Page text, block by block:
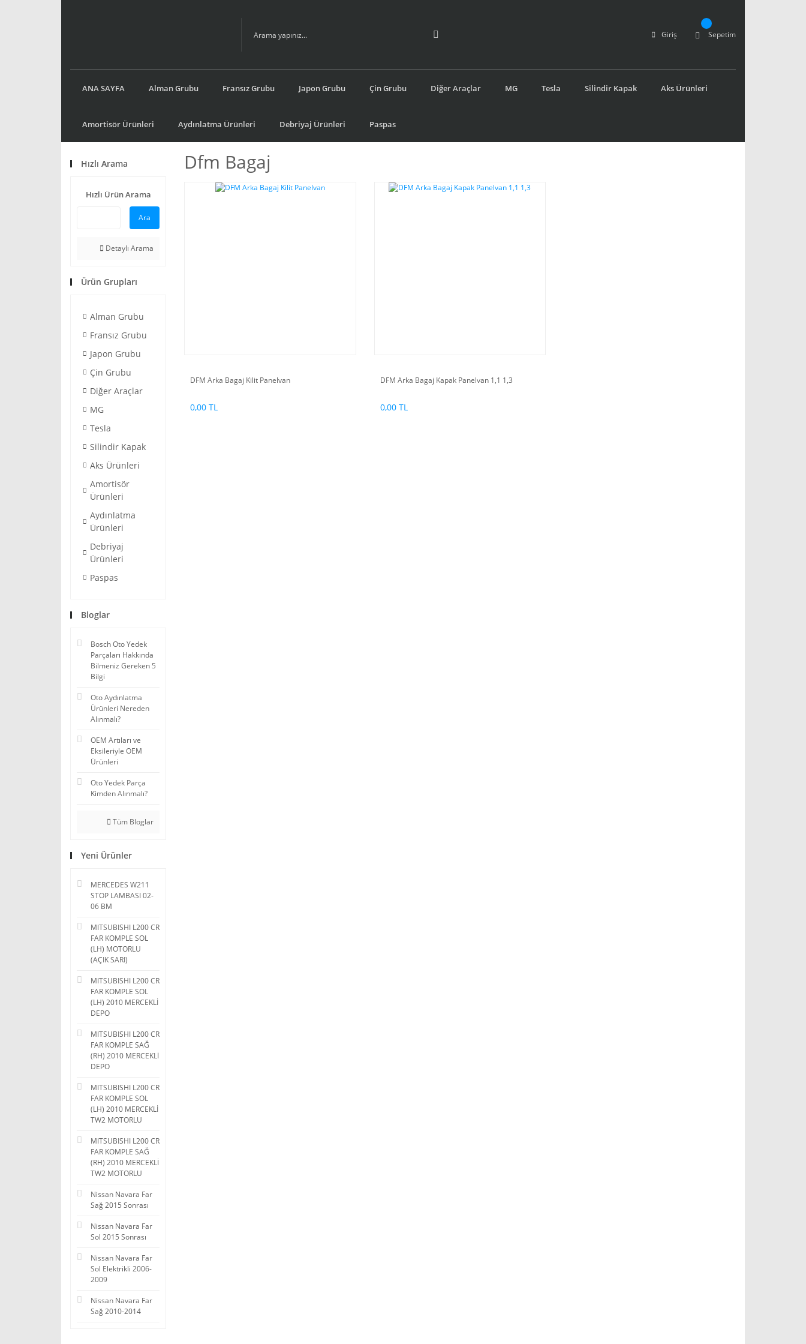
Giriş Sepetim
ANA SAYFA Alman Grubu Fransız Grubu Japon Grubu Çin Grubu Diğer Araçlar MG Tesla Silindir Kapak Aks Ürünleri
Amortisör Ürünleri Aydınlatma Ürünleri Debriyaj Ürünleri Paspas
Hızlı Arama
Hızlı Ürün Arama
Ara
Detaylı Arama
Ürün Grupları
Alman Grubu
Fransız Grubu
Japon Grubu
Çin Grubu
Diğer Araçlar
MG
Tesla
Silindir Kapak
Aks Ürünleri
Amortisör
Ürünleri
Aydınlatma
Ürünleri
Debriyaj
Ürünleri
Paspas
Bloglar
Bosch Oto Yedek
Parçaları Hakkında
Bilmeniz Gereken 5
Bilgi
Oto Aydınlatma
Ürünleri Nereden
Alınmalı?
OEM Artıları ve
Eksileriyle OEM
Ürünleri
Oto Yedek Parça
Kimden Alınmalı?
Tüm Bloglar
Yeni Ürünler
MERCEDES W211
STOP LAMBASI 02-
06 BM
MITSUBISHI L200 CR
FAR KOMPLE SOL
(LH) MOTORLU
(AÇIK SARI)
MITSUBISHI L200 CR
FAR KOMPLE SOL
(LH) 2010 MERCEKLİ
DEPO
MITSUBISHI L200 CR
FAR KOMPLE SAĞ
(RH) 2010 MERCEKLİ
DEPO
MITSUBISHI L200 CR
FAR KOMPLE SOL
(LH) 2010 MERCEKLİ
TW2 MOTORLU
MITSUBISHI L200 CR
FAR KOMPLE SAĞ
(RH) 2010 MERCEKLİ
TW2 MOTORLU
Nissan Navara Far
Sağ 2015 Sonrası
Nissan Navara Far
Sol 2015 Sonrası
Nissan Navara Far
Sol Elektrikli 2006-
2009
Nissan Navara Far
Sağ 2010-2014
Dfm Bagaj
DFM Arka Bagaj Kilit Panelvan
0,00 TL
DFM Arka Bagaj Kapak Panelvan 1,1 1,3
0,00 TL